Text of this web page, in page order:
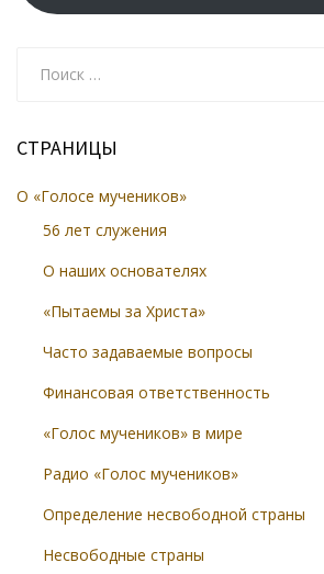
СТРАНИЦЫ
О «Голосе мучеников»
56 лет служения
О наших основателях
«Пытаемы за Христа»
Часто задаваемые вопросы
Финансовая ответственность
«Голос мучеников» в мире
Радио «Голос мучеников»
Определение несвободной страны
Несвободные страны